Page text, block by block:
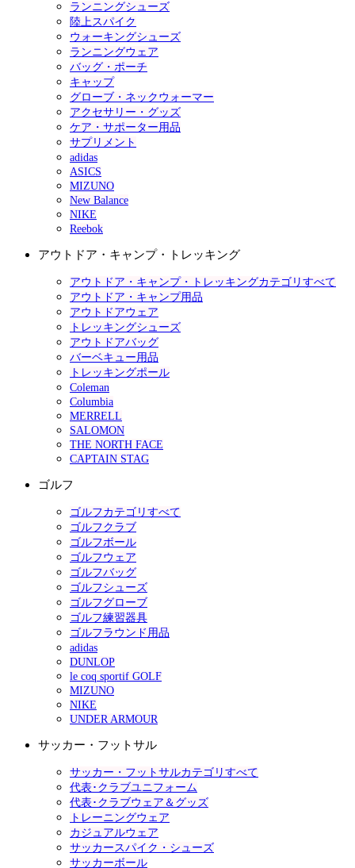
ランニングシューズ
陸上スパイク
ウォーキングシューズ
ランニングウェア
バッグ・ポーチ
キャップ
グローブ・ネックウォーマー
アクセサリー・グッズ
ケア・サポーター用品
サプリメント
adidas
ASICS
MIZUNO
New Balance
NIKE
Reebok
アウトドア・キャンプ・トレッキング
アウトドア・キャンプ・トレッキングカテゴリすべて
アウトドア・キャンプ用品
アウトドアウェア
トレッキングシューズ
アウトドアバッグ
バーベキュー用品
トレッキングポール
Coleman
Columbia
MERRELL
SALOMON
THE NORTH FACE
CAPTAIN STAG
ゴルフ
ゴルフカテゴリすべて
ゴルフクラブ
ゴルフボール
ゴルフウェア
ゴルフバッグ
ゴルフシューズ
ゴルフグローブ
ゴルフ練習器具
ゴルフラウンド用品
adidas
DUNLOP
le coq sportif GOLF
MIZUNO
NIKE
UNDER ARMOUR
サッカー・フットサル
サッカー・フットサルカテゴリすべて
代表･クラブユニフォーム
代表･クラブウェア＆グッズ
トレーニングウェア
カジュアルウェア
サッカースパイク・シューズ
サッカーボール